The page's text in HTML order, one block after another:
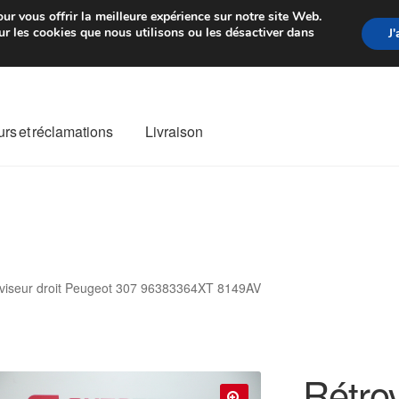
de 7 EUR Du lundi au
et réclamations Livraison
droit Peugeot 307 96383364XT 8149AV
vous offrir la meilleure expérience sur notre site Web.
les cookies que nous utilisons ou les désactiver dans